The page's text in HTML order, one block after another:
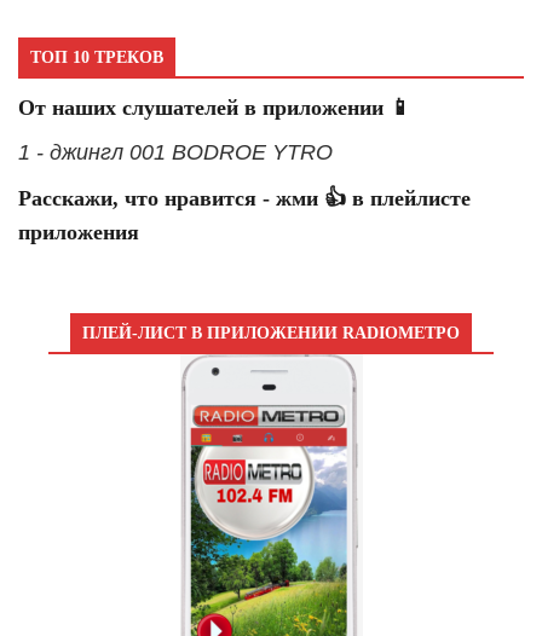
ТОП 10 ТРЕКОВ
От наших слушателей в приложении 📱
1 - джингл 001 BODROE YTRO
Расскажи, что нравится - жми 👍 в плейлисте
приложения
ПЛЕЙ-ЛИСТ В ПРИЛОЖЕНИИ RADIOМЕТРО